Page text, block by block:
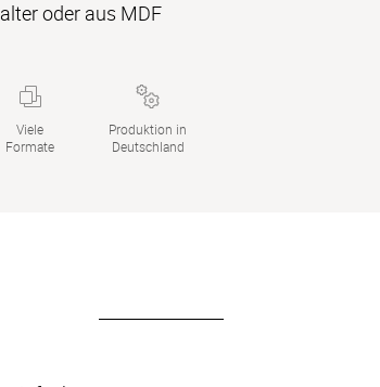
oder aus MDF
Viele
Formate
Produktion in
Deutschland